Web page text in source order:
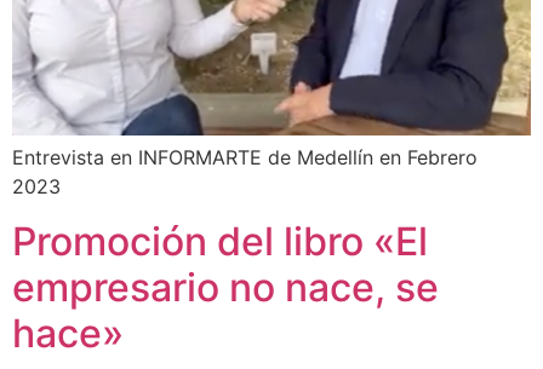
Entrevista en INFORMARTE de Medellín en Febrero
2023
Promoción del libro «El
empresario no nace, se
hace»